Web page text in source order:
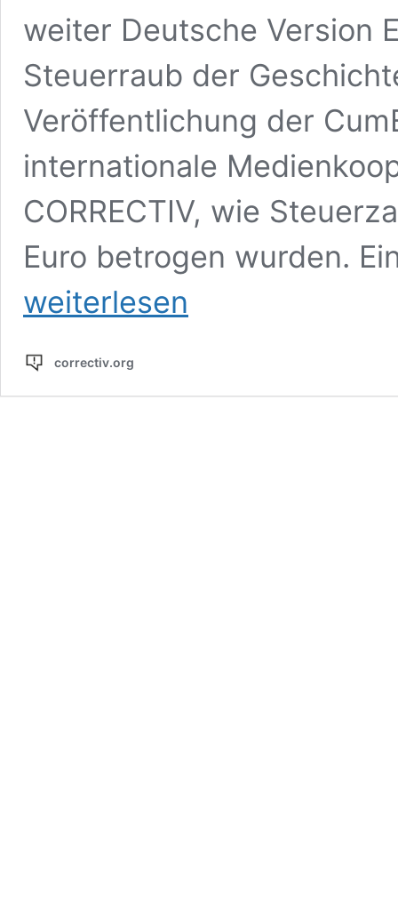
weiter Deutsche Version
Steuerraub der
Veröffentlichung der
internationale
CORRECTIV, wie
Euro betrogen wurden.
weiterlesen
correctiv.org